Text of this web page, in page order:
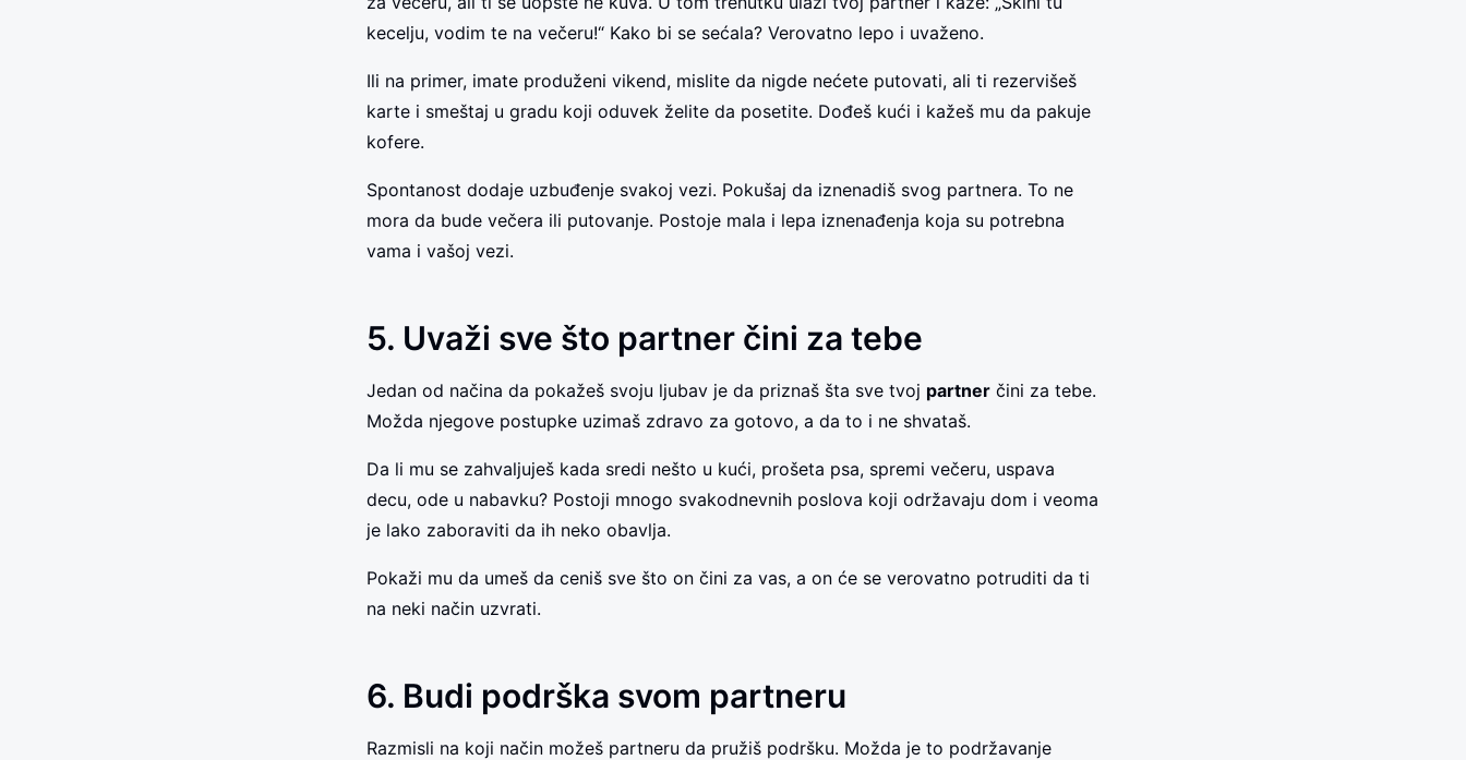
kecelju, vodim te na večeru!“ Kako bi se sećala? Verovatno lepo i uvaženo.
Ili na primer, imate produženi vikend, mislite da nigde nećete putovati, ali ti rezervišeš
karte i smeštaj u gradu koji oduvek želite da posetite. Dođeš kući i kažeš mu da pakuje
kofere.
Spontanost dodaje uzbuđenje svakoj vezi. Pokušaj da iznenadiš svog partnera. To ne
mora da bude večera ili putovanje. Postoje mala i lepa iznenađenja koja su potrebna
vama i vašoj vezi.
5. Uvaži sve što partner čini za tebe
Jedan od načina da pokažeš svoju ljubav je da priznaš šta sve tvoj partner čini za tebe.
Možda njegove postupke uzimaš zdravo za gotovo, a da to i ne shvataš.
Da li mu se zahvaljuješ kada sredi nešto u kući, prošeta psa, spremi večeru, uspava
decu, ode u nabavku? Postoji mnogo svakodnevnih poslova koji održavaju dom i veoma
je lako zaboraviti da ih neko obavlja.
Pokaži mu da umeš da ceniš sve što on čini za vas, a on će se verovatno potruditi da ti
na neki način uzvrati.
6. Budi podrška svom partneru
Razmisli na koji način možeš partneru da pružiš podršku. Možda je to podržavanje